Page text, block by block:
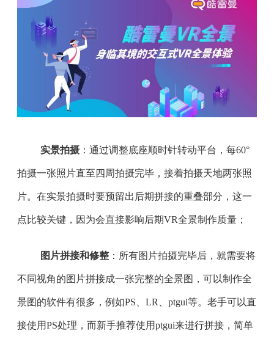
实景拍摄：通过调整底座顺时针转动平台，每60°
拍摄一张照片直至四周拍摄完毕，接着拍摄天地两张照
片。在实景拍摄时要预留出后期拼接的重叠部分，这一
点比较关键，因为会直接影响后期VR全景制作质量；
图片拼接和修整：所有图片拍摄完毕后，就需要将
不同视角的图片拼接成一张完整的全景图，可以制作全
景图的软件有很多，例如PS、LR、ptgui等。老手可以直
接使用PS处理，而新手推荐使用ptgui来进行拼接，简单